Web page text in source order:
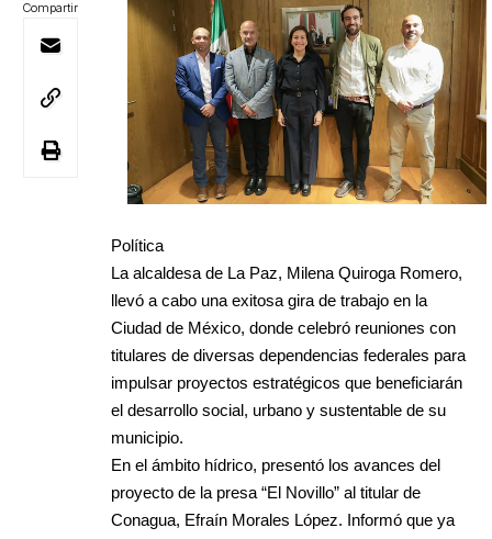
Compartir
Política
La alcaldesa de La Paz, Milena Quiroga Romero,
llevó a cabo una exitosa gira de trabajo en la
Ciudad de México, donde celebró reuniones con
titulares de diversas dependencias federales para
impulsar proyectos estratégicos que beneficiarán
el desarrollo social, urbano y sustentable de su
municipio.
En el ámbito hídrico, presentó los avances del
proyecto de la presa “El Novillo” al titular de
Conagua, Efraín Morales López. Informó que ya